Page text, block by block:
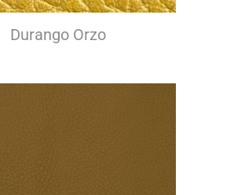
Durango Orzo